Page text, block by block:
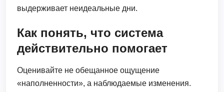
выдерживает неидеальные дни.
Как понять, что система
действительно помогает
Оценивайте не обещанное ощущение
«наполненности», а наблюдаемые изменения.